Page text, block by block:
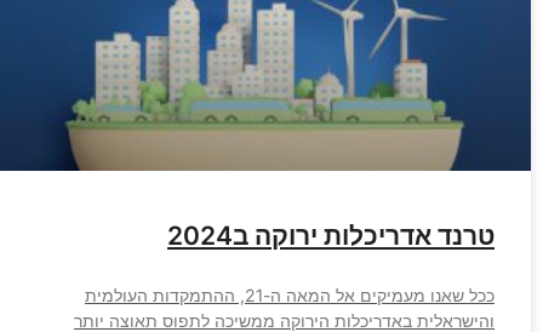
טרנד אדריכלות ירוקה ב2024
ככל שאנו מעמיקים אל המאה ה-21, ההתמקדות העולמית
והישראלית באדריכלות הירוקה ממשיכה לתפוס תאוצה יותר